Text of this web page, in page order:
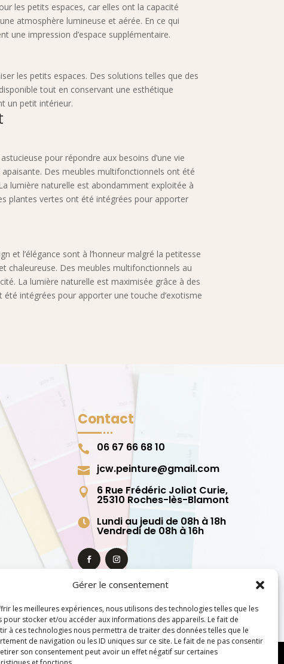
Gérer le consentement
les meilleures expériences, nous utilisons des technologies telles que les
pour stocker et/ou accéder aux informations des appareils. Le fait de
à ces technologies nous permettra de traiter des données telles que le
de navigation ou les ID uniques sur ce site. Le fait de ne pas consentir
son consentement peut avoir un effet négatif sur certaines
les petits espaces, car elles ont la capacité
atmosphère lumineuse et aérée. En ce qui
une impression d’espace supplémentaire.
les petits espaces. Des solutions telles que des
tout en conservant une esthétique
un petit intérieur.
pour répondre aux besoins d’une vie
Des meubles multifonctionnels ont été
lumière naturelle est abondamment exploitée à
plantes vertes ont été intégrées pour apporter
et l’élégance sont à l’honneur malgré la petitesse
chaleureuse. Des meubles multifonctionnels au
La lumière naturelle est maximisée grâce à des
intégrées pour apporter une touche d’exotisme
Contact
 06 67 66 68 10
 jcw.peinture@gmail.com
 6 Rue Frédéric Joliot Curie,
25310 Roches-lès-Blamont
 Lundi au jeudi de 08h à 18h
Vendredi de 08h à 16h